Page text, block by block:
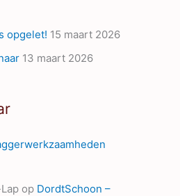
opgelet! 15 maart 2026
13 maart 2026
op DordtSchoon –